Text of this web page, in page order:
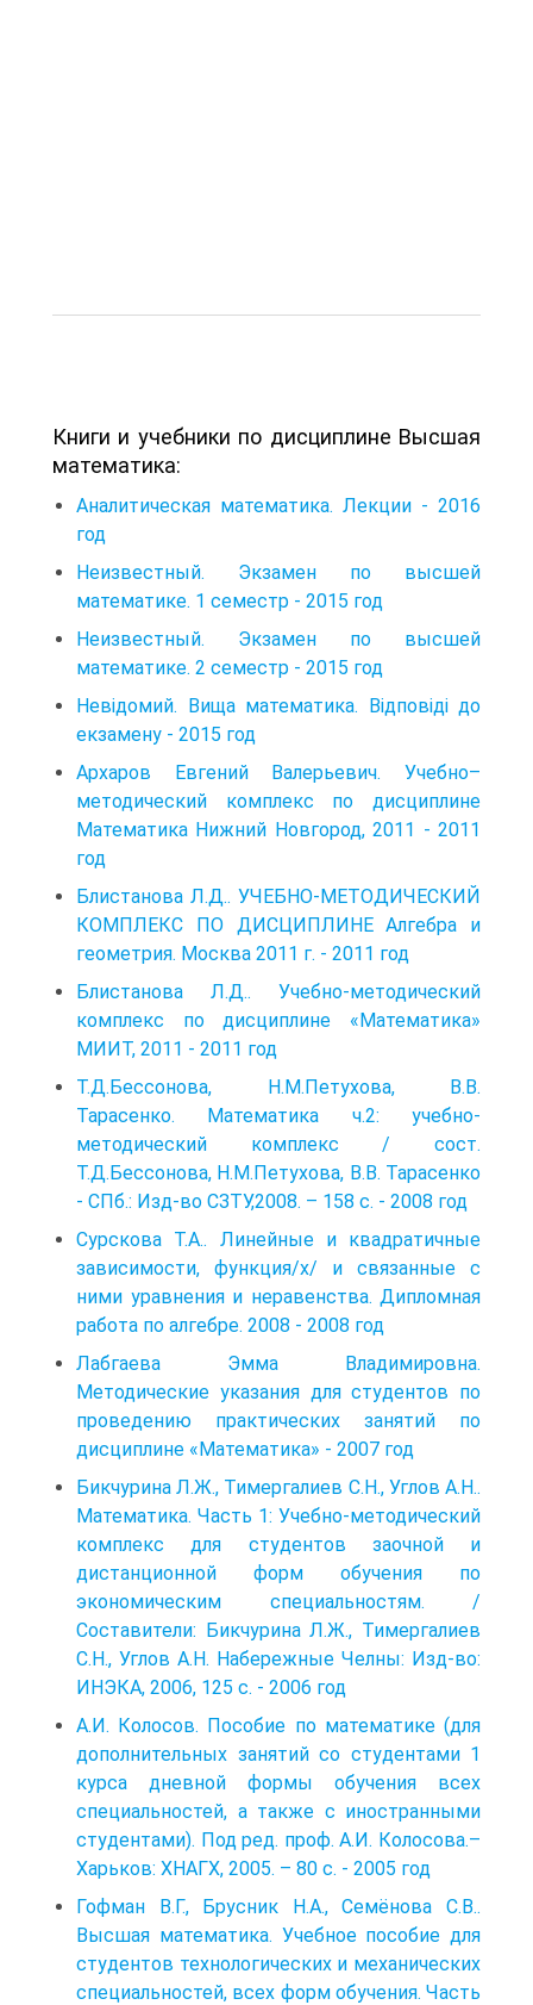
Книги и учебники по дисциплине Высшая
математика:
Аналитическая математика. Лекции - 2016
год
Неизвестный. Экзамен по высшей
математике. 1 семестр - 2015 год
Неизвестный. Экзамен по высшей
математике. 2 семестр - 2015 год
Невідомий. Вища математика. Відповіді до
екзамену - 2015 год
Архаров Евгений Валерьевич. Учебно–
методический комплекс по дисциплине
Математика Нижний Новгород, 2011 - 2011
год
Блистанова Л.Д.. УЧЕБНО-МЕТОДИЧЕСКИЙ
КОМПЛЕКС ПО ДИСЦИПЛИНЕ Алгебра и
геометрия. Москва 2011 г. - 2011 год
Блистанова Л.Д.. Учебно-методический
комплекс по дисциплине «Математика»
МИИТ, 2011 - 2011 год
Т.Д.Бессонова, Н.М.Петухова, В.В.
Тарасенко. Математика ч.2: учебно-
методический комплекс / сост.
Т.Д.Бессонова, Н.М.Петухова, В.В. Тарасенко
- СПб.: Изд-во CЗТУ,2008. – 158 с. - 2008 год
Сурскова Т.А.. Линейные и квадратичные
зависимости, функция/х/ и связанные с
ними уравнения и неравенства. Дипломная
работа по алгебре. 2008 - 2008 год
Лабгаева Эмма Владимировна.
Методические указания для студентов по
проведению практических занятий по
дисциплине «Математика» - 2007 год
Бикчурина Л.Ж., Тимергалиев С.Н., Углов А.Н..
Математика. Часть 1: Учебно-методический
комплекс для студентов заочной и
дистанционной форм обучения по
экономическим специальностям. /
Составители: Бикчурина Л.Ж., Тимергалиев
С.Н., Углов А.Н. Набережные Челны: Изд-во:
ИНЭКА, 2006, 125 с. - 2006 год
А.И. Колосов. Пособие по математике (для
дополнительных занятий со студентами 1
курса дневной формы обучения всех
специальностей, а также с иностранными
студентами). Под ред. проф. А.И. Колосова.–
Харьков: ХНАГХ, 2005. – 80 с. - 2005 год
Гофман В.Г., Брусник Н.А., Семёнова С.В..
Высшая математика. Учебное пособие для
студентов технологических и механических
специальностей, всех форм обучения. Часть